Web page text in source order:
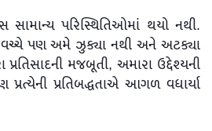
પરિસ્થિતિઓમાં થયો નથી.
વચ્ચે પણ અમે ઝુક્યા નથી અને અટક્યા
મજબૂતી, અમારા ઉદ્દેશ્યની
પ્રત્યેની પ્રતિબદ્ધતાએ આગળ વધાર્યા